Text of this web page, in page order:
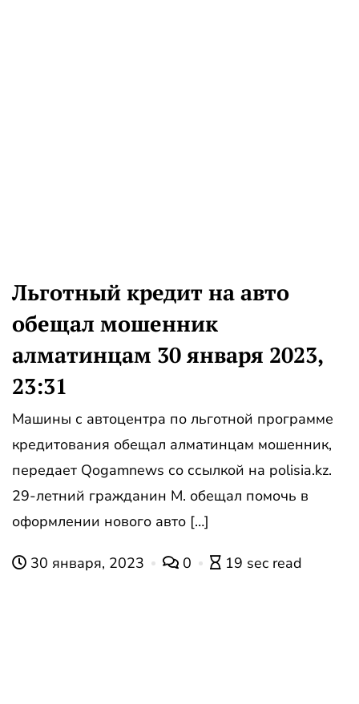
Льготный кредит на авто
обещал мошенник
алматинцам 30 января 2023,
23:31
Машины с автоцентра по льготной программе
кредитования обещал алматинцам мошенник,
передает Qogamnews со ссылкой на polisia.kz.
29-летний гражданин М. обещал помочь в
оформлении нового авто […]
30 января, 2023 0 19 sec read